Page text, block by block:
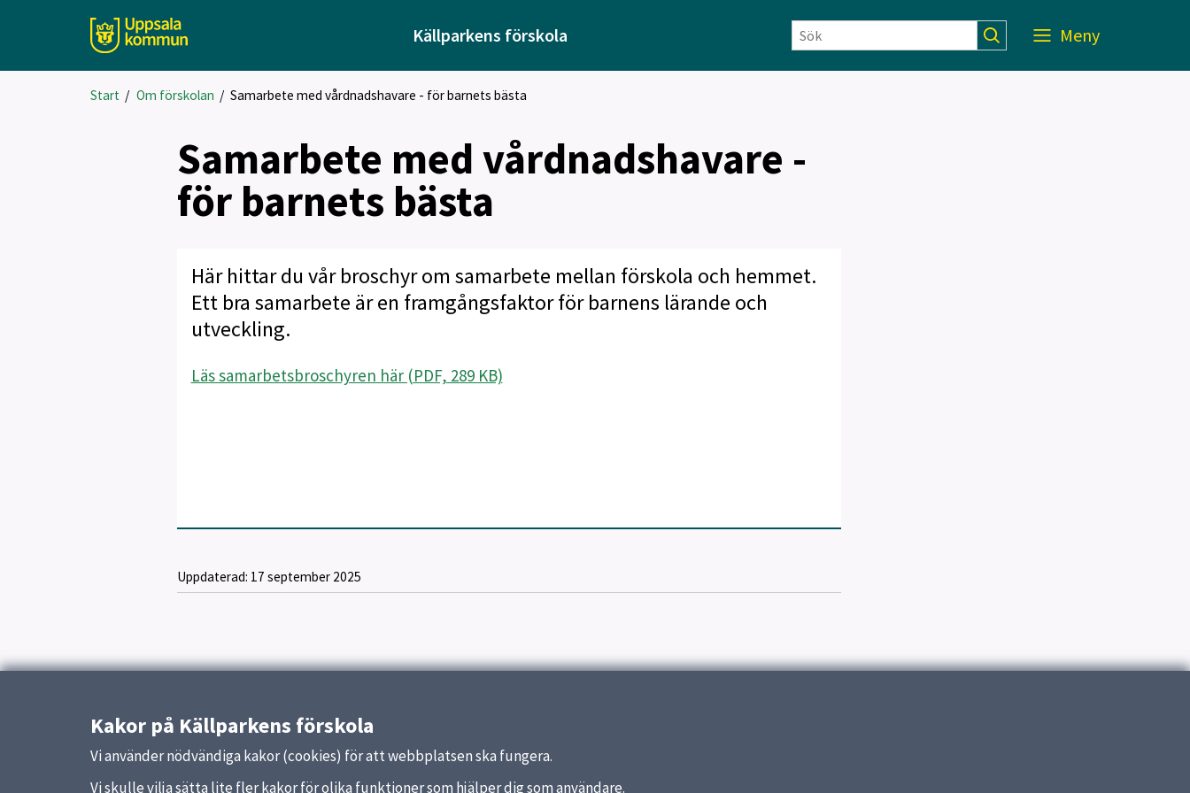
Källparkens förskola Meny
Start / Om förskolan / Samarbete med vårdnadshavare - för barnets bästa
Samarbete med vårdnadshavare -
för barnets bästa
Här hittar du vår broschyr om samarbete mellan förskola och hemmet.
Ett bra samarbete är en framgångsfaktor för barnens lärande och
utveckling.
Läs samarbetsbroschyren här (PDF, 289 KB)
Uppdaterad: 17 september 2025
Kakor på Källparkens förskola
Vi använder nödvändiga kakor (cookies) för att webbplatsen ska fungera.
Vi skulle vilja sätta lite fler kakor för olika funktioner som hjälper dig som användare.